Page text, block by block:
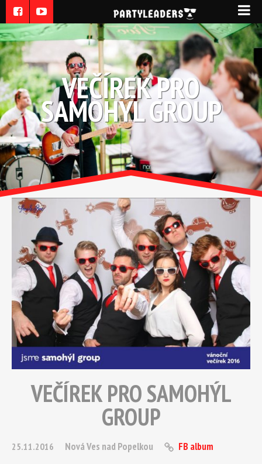
VEČÍREK PRO
SAMOHÝL GROUP
VEČÍREK PRO SAMOHÝL
GROUP
25.11.2016 Nová Ves nad Popelkou FB album